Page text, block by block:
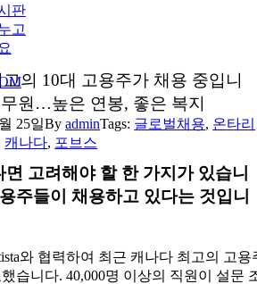
판
고
의 10대 고용주가 채용 중입니
원…높은 연봉, 좋은 복지
25일ByadminTags: 글로벌채용, 온타리
캐나다, 포브스
고려해야 할 한 가지가 있습니
주들이 채용하고 있다는 것입니
와 협력하여 최근 캐나다 최고의 고용
습니다. 40,000명 이상의 직원이 설문